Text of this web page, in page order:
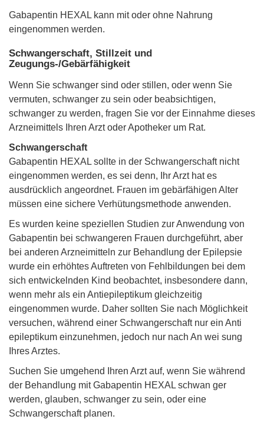
Gabapentin HEXAL kann mit oder ohne Nahrung
eingenommen werden.
Schwangerschaft, Stillzeit und
Zeugungs-/Gebärfähigkeit
Wenn Sie schwanger sind oder stillen, oder wenn Sie
vermuten, schwanger zu sein oder beabsichtigen,
schwanger zu werden, fragen Sie vor der Einnahme dieses
Arzneimittels Ihren Arzt oder Apotheker um Rat.
Schwangerschaft
Gabapentin HEXAL sollte in der Schwangerschaft nicht
eingenommen werden, es sei denn, Ihr Arzt hat es
ausdrücklich angeordnet. Frauen im gebärfähigen Alter
müssen eine sichere Verhütungsmethode anwenden.
Es wurden keine speziellen Studien zur Anwendung von
Gabapentin bei schwangeren Frauen durchgeführt, aber
bei anderen Arzneimitteln zur Behandlung der Epilepsie
wurde ein erhöhtes Auftreten von Fehlbildungen bei dem
sich entwickelnden Kind beobachtet, insbesondere dann,
wenn mehr als ein Antiepileptikum gleichzeitig
eingenommen wurde. Daher sollten Sie nach Möglichkeit
versuchen, während einer Schwangerschaft nur ein Anti
epileptikum einzunehmen, jedoch nur nach An wei sung
Ihres Arztes.
Suchen Sie umgehend Ihren Arzt auf, wenn Sie während
der Behandlung mit Gabapentin HEXAL schwan ger
werden, glauben, schwanger zu sein, oder eine
Schwangerschaft planen.